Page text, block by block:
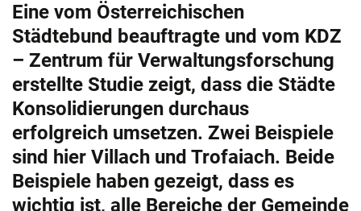
Eine vom Österreichischen
Städtebund beauftragte und vom KDZ
– Zentrum für Verwaltungsforschung
erstellte Studie zeigt, dass die Städte
Konsolidierungen durchaus
erfolgreich umsetzen. Zwei Beispiele
sind hier Villach und Trofaiach. Beide
Beispiele haben gezeigt, dass es
wichtig ist, alle Bereiche der Gemeinde